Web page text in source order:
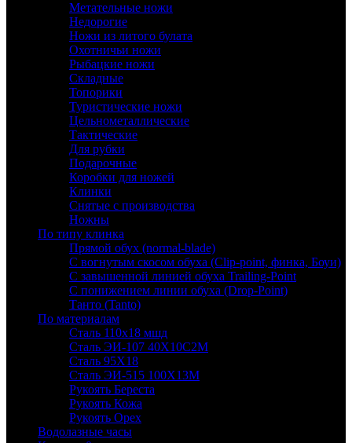
Метательные ножи
Недорогие
Ножи из литого булата
Охотничьи ножи
Рыбацкие ножи
Складные
Топорики
Туристические ножи
Цельнометаллические
Тактические
Для рубки
Подарочные
Коробки для ножей
Клинки
Снятые с производства
Ножны
По типу клинка
Прямой обух (normal-blade)
С вогнутым скосом обуха (Clip-point, финка, Боуи)
С завышенной линией обуха Trailing-Point
С понижением линии обуха (Drop-Point)
Танто (Tanto)
По материалам
Сталь 110х18 мшд
Сталь ЭИ-107 40Х10С2М
Сталь 95Х18
Сталь ЭИ-515 100Х13М
Рукоять Береста
Рукоять Кожа
Рукоять Орех
Водолазные часы